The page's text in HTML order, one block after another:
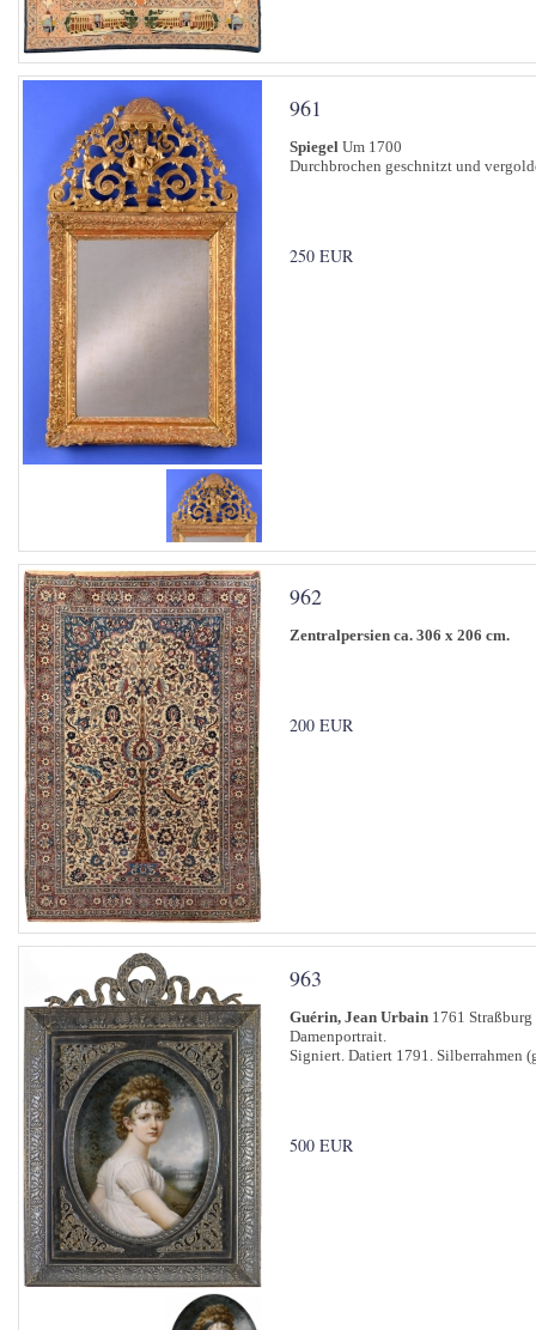
961
Spiegel Um 1700
Durchbrochen geschnitzt und
250 EUR
962
Zentralpersien ca. 306 x 206 cm.
200 EUR
963
Guérin, Jean Urbain 1761
Damenportrait.
Signiert. Datiert 1791. Silberrahmen
500 EUR